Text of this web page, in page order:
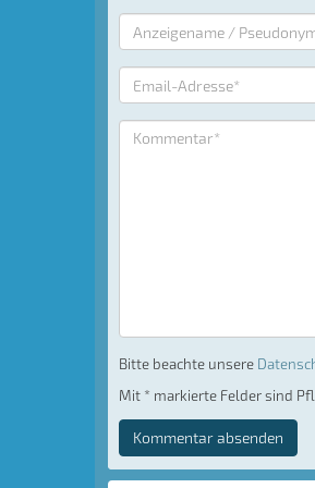
Bitte beachte unsere
Mit * markierte Felder sind
Kommentar absenden